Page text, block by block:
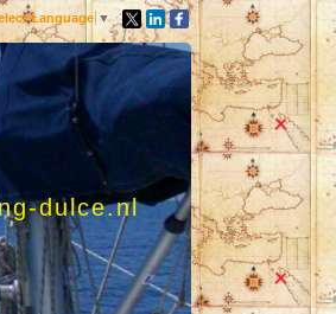
Language ▼
dulce.nl